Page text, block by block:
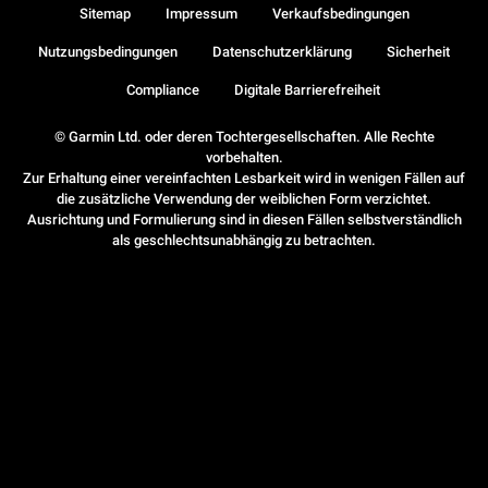
© Garmin Ltd. oder deren Tochtergesellschaften. Alle Rechte
vorbehalten.
Zur Erhaltung einer vereinfachten Lesbarkeit wird in wenigen Fällen auf
die zusätzliche Verwendung der weiblichen Form verzichtet.
Ausrichtung und Formulierung sind in diesen Fällen selbstverständlich
als geschlechtsunabhängig zu betrachten.
Sitemap Impressum Verkaufsbedingungen
Nutzungsbedingungen Datenschutzerklärung Sicherheit
Compliance Digitale Barrierefreiheit